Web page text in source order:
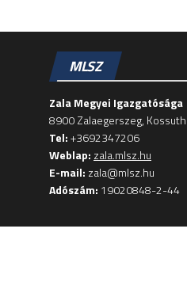
MLSZ
Zala Megyei Igazgatósága
8900 Zalaegerszeg,
Tel:+3692347206
Weblap: zala.mlsz.hu
E-mail: zala@mlsz.hu
Adószám: 19020848-2-44